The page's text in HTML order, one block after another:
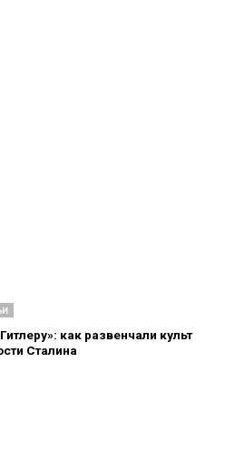
как развенчали культ
Сталина